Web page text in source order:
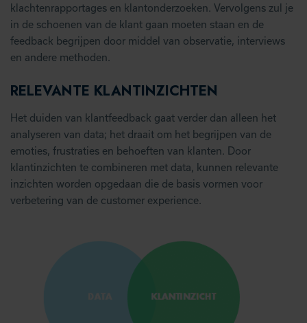
klachtenrapportages en klantonderzoeken. Vervolgens zul je
in de schoenen van de klant gaan moeten staan en de
feedback begrijpen door middel van observatie, interviews
en andere methoden.
RELEVANTE KLANTINZICHTEN
Het duiden van klantfeedback gaat verder dan alleen het
analyseren van data; het draait om het begrijpen van de
emoties, frustraties en behoeften van klanten. Door
klantinzichten te combineren met data, kunnen relevante
inzichten worden opgedaan die de basis vormen voor
verbetering van de customer experience.